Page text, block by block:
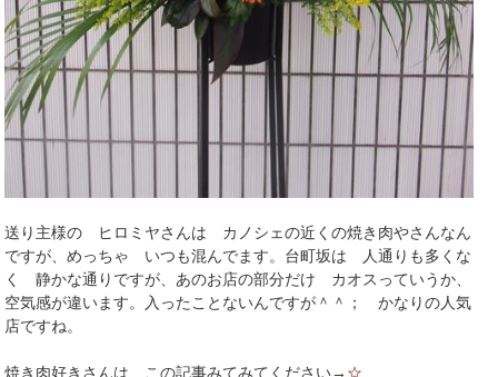
送り主様の ヒロミヤさんは カノシェの近くの焼き肉やさんなん
ですが、めっちゃ いつも混んでます。台町坂は 人通りも多くな
く 静かな通りですが、あのお店の部分だけ カオスっていうか、
空気感が違います。入ったことないんですが＾＾； かなりの人気
店ですね。
焼き肉好きさんは この記事みてみてください→ ☆